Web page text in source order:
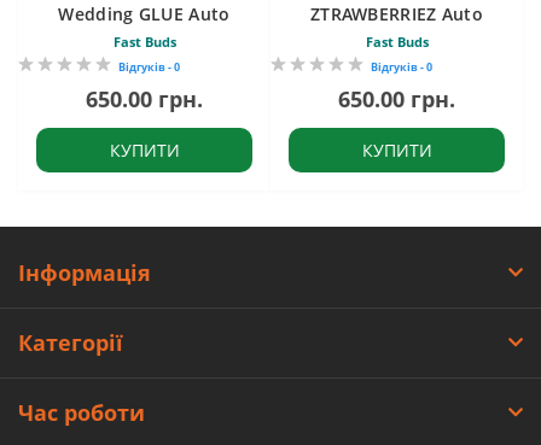
Wedding GLUE Auto
Fast Buds
Відгуків - 0
650.00 грн.
КУПИТИ
ZTRAWBERRIEZ Auto
Fast Buds
Відгуків - 0
650.00 грн.
КУПИТИ
Інформація
Категорії
Час роботи